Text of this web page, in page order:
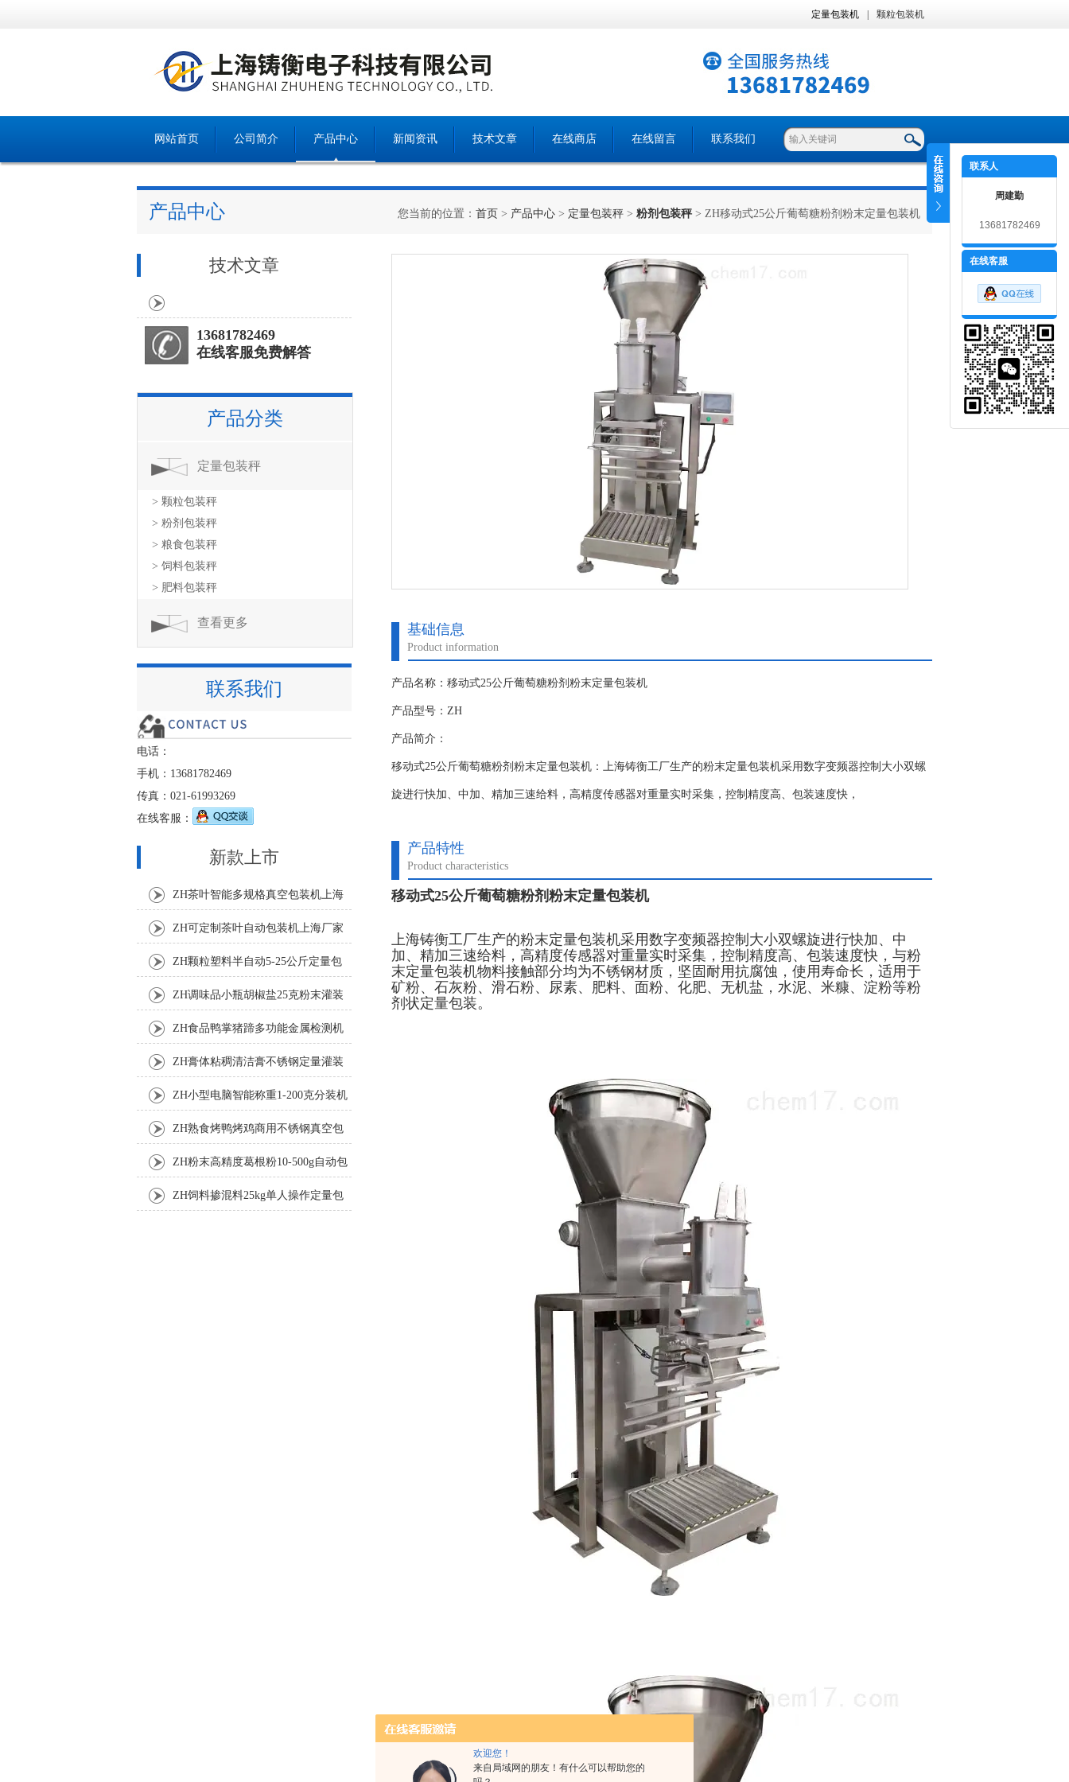
欢迎您！
来自局域网的朋友！有什么可以帮助您的
定量包装机 颗粒包装机
网站首页 公司简介 产品中心 新闻资讯 技术文章 在线商店 在线留言 联系我们
产品中心 您当前的位置： 首页 > 产品中心 > 定量包装秤 > 粉剂包装秤 > ZH移动式25公斤葡萄糖粉剂粉末定量包装机
基础信息
Product information
产品名称：移动式25公斤葡萄糖粉剂粉末定量包装机
产品型号：ZH
产品简介：
移动式25公斤葡萄糖粉剂粉末定量包装机：上海铸衡工厂生产的粉末定量包装机采用数字变频器控制大小双螺
旋进行快加、中加、精加三速给料，高精度传感器对重量实时采集，控制精度高、包装速度快，
产品特性
Product characteristics
移动式25公斤葡萄糖粉剂粉末定量包装机
上海铸衡工厂生产的粉末定量包装机采用数字变频器控制大小双螺旋进行快加、中
加、精加三速给料，高精度传感器对重量实时采集，控制精度高、包装速度快，与粉
末定量包装机物料接触部分均为不锈钢材质，坚固耐用抗腐蚀，使用寿命长，适用于
矿粉、石灰粉、滑石粉、尿素、肥料、面粉、化肥、无机盐，水泥、米糠、淀粉等粉
剂状定量包装。
技术文章
13681782469
在线客服免费解答
产品分类
定量包装秤
> 颗粒包装秤
> 粉剂包装秤
> 粮食包装秤
> 饲料包装秤
> 肥料包装秤
查看更多
联系我们
电话：
手机：13681782469
传真：021-61993269
在线客服：
新款上市
ZH茶叶智能多规格真空包装机上海
厂家 ZH可定制茶叶自动包装机上海厂家
ZH颗粒塑料半自动5-25公斤定量包
装机 ZH调味品小瓶胡椒盐25克粉末灌装
ZH食品鸭掌猪蹄多功能金属检测机
ZH膏体粘稠清洁膏不锈钢定量灌装
机厂家 ZH小型电脑智能称重1-200克分装机
ZH熟食烤鸭烤鸡商用不锈钢真空包
装机 ZH粉末高精度葛根粉10-500g自动包
装机 ZH饲料掺混料25kg单人操作定量包
联系人
周建勤
13681782469
在线客服